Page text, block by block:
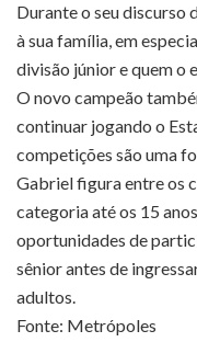
Durante o seu discurso
à sua família, em
divisão júnior e quem o
O novo campeão
continuar jogando o
competições são uma
Gabriel figura entre os
categoria até os 15
oportunidades de
sênior antes de
adultos.
Fonte: Metrópoles